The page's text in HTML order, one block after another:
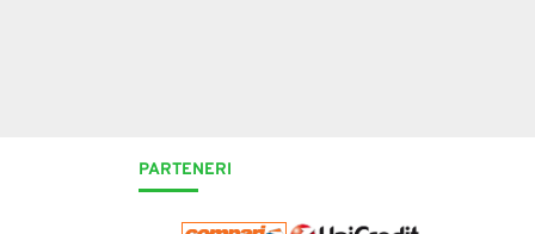
PARTENERI